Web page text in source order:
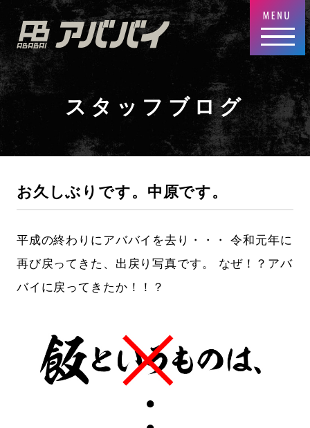
スタッフブログ
お久しぶりです。中原です。
平成の終わりにアババイを去り・・・ 令和元年に
再び戻ってきた、出戻り写真です。 なぜ！？アバ
バイに戻ってきたか！！？